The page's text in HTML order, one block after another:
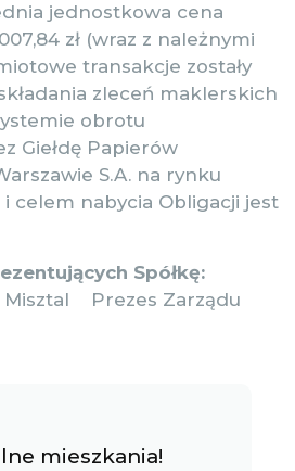
jednostkowa cena
zł (wraz z należnymi
transakcje zostały
zleceń maklerskich
obrotu
Giełdę Papierów
S.A. na rynku
i celem nabycia Obligacji jest
Spółkę:
Misztal Prezes Zarządu
mieszkania!